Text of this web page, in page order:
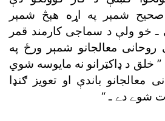
صحيح شمېر په اړه هېڅ شمېر
خو ولې د سماجى کارمند قمر
معالجانو شمېر ورځ په
خلق د ډاکټرانو نه مايوسه شوي
باندې او تعويز ګنډا
شوے دے ـ “